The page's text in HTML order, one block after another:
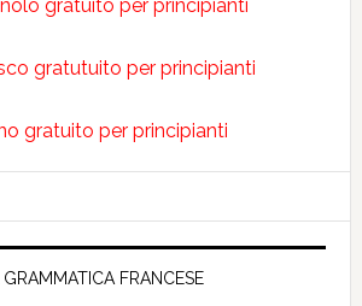
GRAMMATICA FRANCESE